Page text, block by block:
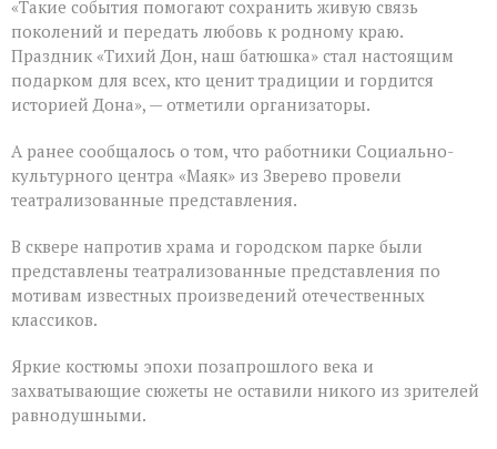
«Такие события помогают сохранить живую связь
поколений и передать любовь к родному краю.
Праздник «Тихий Дон, наш батюшка» стал настоящим
подарком для всех, кто ценит традиции и гордится
историей Дона», — отметили организаторы.
А ранее сообщалось о том, что работники Социально-
культурного центра «Маяк» из Зверево провели
театрализованные представления.
В сквере напротив храма и городском парке были
представлены театрализованные представления по
мотивам известных произведений отечественных
классиков.
Яркие костюмы эпохи позапрошлого века и
захватывающие сюжеты не оставили никого из зрителей
равнодушными.